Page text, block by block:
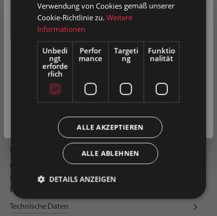
In den Warenkorb
Artikel-Nr.0035861
Zum Merkzettel hinzufügen
Beschreibung
Universal-Rollschiene verschraubt 2400/48/8-Gelb PU-
Röllchen mit Gleitlager in der unteren Lochreihe,
Bauhöhe 53 Profil au…
Technische Daten
Privatkunden können Preise mit MwSt. (brutto) und
Geschäftskunden Preise ohne MwSt. (netto) angezeigt
werden.
Bitte wählen Sie Ihre bevorzugte Einstellung:
Privatkunde
Geschäftskunde( exkl. MwSt. )
Verwendung von Cookies gemäß unserer
Cookie-Richtlinie zu.Weitere
Informationen
Unbedi
ngt
erforde
rlich
Perfor
mance
Targeti
ng
Funktio
nalität
ALLE AKZEPTIEREN
ALLE ABLEHNEN
DETAILS ANZEIGEN